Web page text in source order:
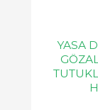
YASA